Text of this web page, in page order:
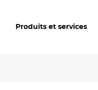
Produits et services